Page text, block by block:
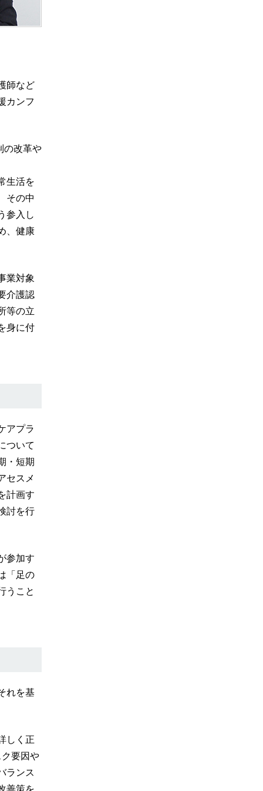
師など
カンフ
の改革や
生活を
その中
参入し
、健康
業対象
介護認
等の立
身に付
アプラ
ついて
・短期
セスメ
計画す
討を行
参加す
「足の
うこと
れを基
しく正
要因や
ランス
善策を